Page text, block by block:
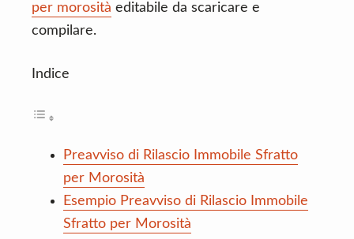
per morosità editabile da scaricare e
compilare.
Indice
Preavviso di Rilascio Immobile Sfratto
per Morosità
Esempio Preavviso di Rilascio Immobile
Sfratto per Morosità